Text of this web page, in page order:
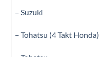
– Suzuki
– Tohatsu (4 Takt Honda)